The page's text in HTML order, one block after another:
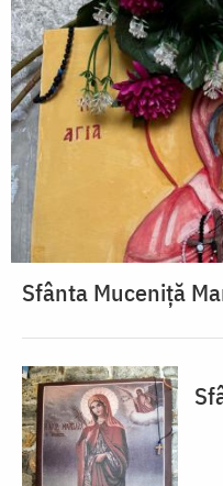
Sfânta Muceniță